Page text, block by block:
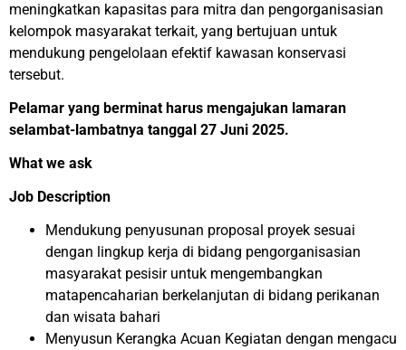
meningkatkan kapasitas para mitra dan pengorganisasian
kelompok masyarakat terkait, yang bertujuan untuk
mendukung pengelolaan efektif kawasan konservasi
tersebut.
Pelamar yang berminat harus mengajukan lamaran
selambat-lambatnya tanggal 27 Juni 2025.
What we ask
Job Description
Mendukung penyusunan proposal proyek sesuai
dengan lingkup kerja di bidang pengorganisasian
masyarakat pesisir untuk mengembangkan
matapencaharian berkelanjutan di bidang perikanan
dan wisata bahari
Menyusun Kerangka Acuan Kegiatan dengan mengacu